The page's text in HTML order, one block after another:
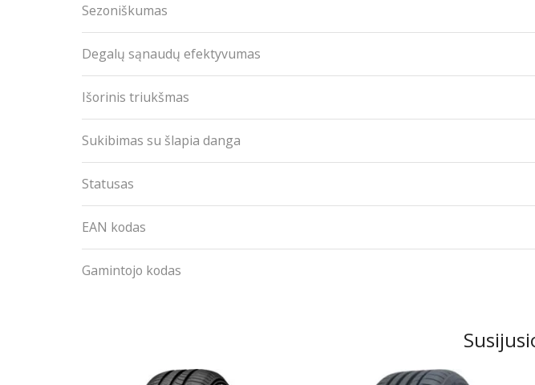
Sezoniškumas
Degalų sąnaudų efektyvumas
Išorinis triukšmas
Sukibimas su šlapia danga
Statusas
EAN kodas
Gamintojo kodas